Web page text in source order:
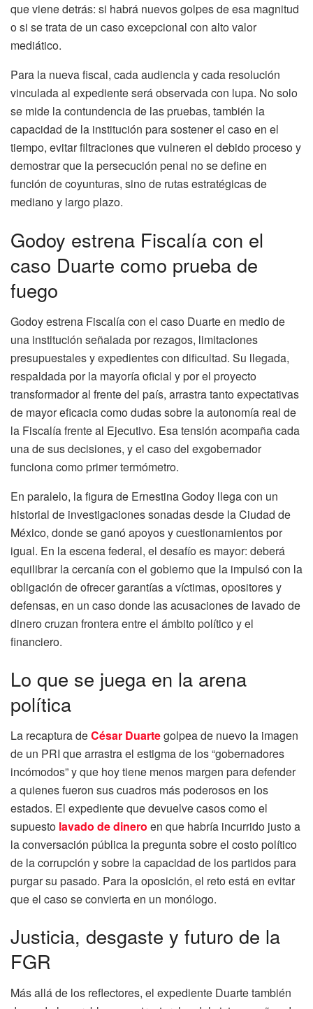
que viene detrás: si habrá nuevos golpes de esa magnitud
o si se trata de un caso excepcional con alto valor
mediático.
Para la nueva fiscal, cada audiencia y cada resolución
vinculada al expediente será observada con lupa. No solo
se mide la contundencia de las pruebas, también la
capacidad de la institución para sostener el caso en el
tiempo, evitar filtraciones que vulneren el debido proceso y
demostrar que la persecución penal no se define en
función de coyunturas, sino de rutas estratégicas de
mediano y largo plazo.
Godoy estrena Fiscalía con el
caso Duarte como prueba de
fuego
Godoy estrena Fiscalía con el caso Duarte en medio de
una institución señalada por rezagos, limitaciones
presupuestales y expedientes con dificultad. Su llegada,
respaldada por la mayoría oficial y por el proyecto
transformador al frente del país, arrastra tanto expectativas
de mayor eficacia como dudas sobre la autonomía real de
la Fiscalía frente al Ejecutivo. Esa tensión acompaña cada
una de sus decisiones, y el caso del exgobernador
funciona como primer termómetro.
En paralelo, la figura de Ernestina Godoy llega con un
historial de investigaciones sonadas desde la Ciudad de
México, donde se ganó apoyos y cuestionamientos por
igual. En la escena federal, el desafío es mayor: deberá
equilibrar la cercanía con el gobierno que la impulsó con la
obligación de ofrecer garantías a víctimas, opositores y
defensas, en un caso donde las acusaciones de lavado de
dinero cruzan frontera entre el ámbito político y el
financiero.
Lo que se juega en la arena
política
La recaptura deCésar Duartegolpea de nuevo la imagen
de un PRI que arrastra el estigma de los “gobernadores
incómodos” y que hoy tiene menos margen para defender
a quienes fueron sus cuadros más poderosos en los
estados. El expediente que devuelve casos como el
supuesto lavado de dinero en que habría incurrido justo a
la conversación pública la pregunta sobre el costo político
de la corrupción y sobre la capacidad de los partidos para
purgar su pasado. Para la oposición, el reto está en evitar
que el caso se convierta en un monólogo.
Justicia, desgaste y futuro de la
FGR
Más allá de los reflectores, el expediente Duarte también